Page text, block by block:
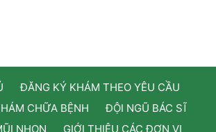
ĐĂNG KÝ KHÁM THEO YÊU CẦU
CHỮA BỆNH
ĐỘI NGŨ BÁC SĨ
NHỌN
GIỚI THIỆU CÁC ĐƠN VỊ